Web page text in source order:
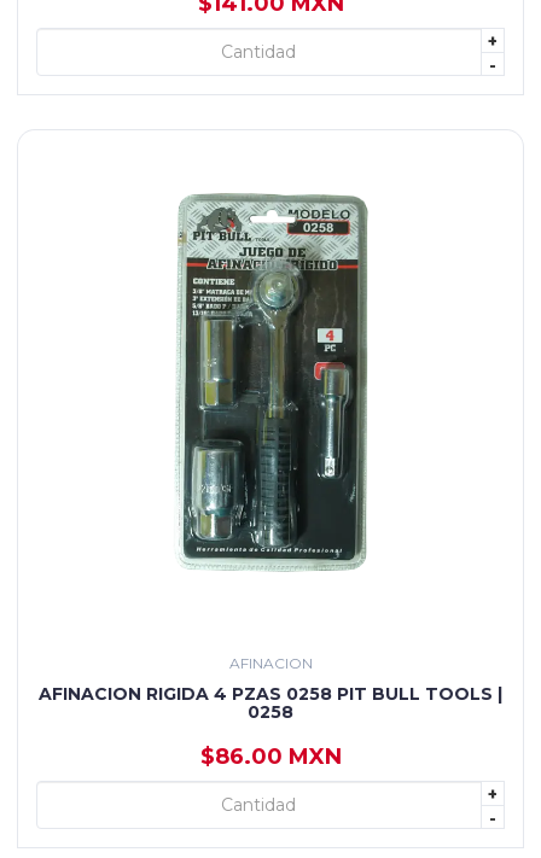
+
-
+ AGREGAR
AFINACION
AFINACION RIGIDA 4 PZAS 0258 PIT BULL TOOLS |
0258
$86.00 MXN
+
-
+ AGREGAR